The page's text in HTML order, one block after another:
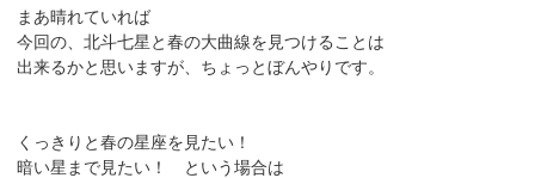
まあ晴れていれば
今回の、北斗七星と春の大曲線を見つけることは
出来るかと思いますが、ちょっとぼんやりです。
くっきりと春の星座を見たい！
暗い星まで見たい！ という場合は